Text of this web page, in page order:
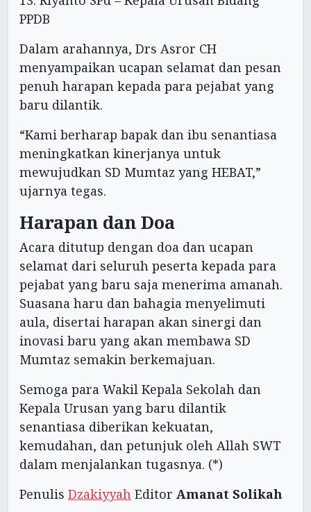
PPDB
Dalam arahannya, Drs Asror CH
menyampaikan ucapan selamat dan pesan
penuh harapan kepada para pejabat yang
baru dilantik.
“Kami berharap bapak dan ibu senantiasa
meningkatkan kinerjanya untuk
mewujudkan SD Mumtaz yang HEBAT,”
ujarnya tegas.
Harapan dan Doa
Acara ditutup dengan doa dan ucapan
selamat dari seluruh peserta kepada para
pejabat yang baru saja menerima amanah.
Suasana haru dan bahagia menyelimuti
aula, disertai harapan akan sinergi dan
inovasi baru yang akan membawa SD
Mumtaz semakin berkemajuan.
Semoga para Wakil Kepala Sekolah dan
Kepala Urusan yang baru dilantik
senantiasa diberikan kekuatan,
kemudahan, dan petunjuk oleh Allah SWT
dalam menjalankan tugasnya. (*)
Penulis Dzakiyyah Editor Amanat Solikah